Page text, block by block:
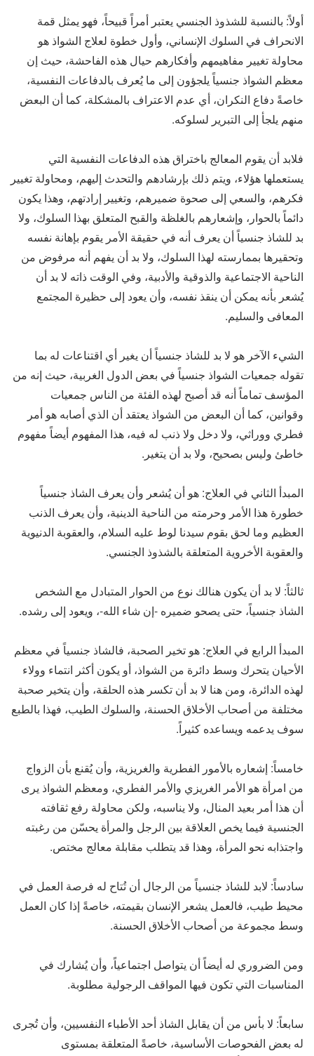
أولاً: بالنسبة للشذوذ الجنسي يعتبر أمراً قبيحاً، فهو يمثل قمة
الانحراف في السلوك الإنساني، وأول خطوة لعلاج الشواذ هو
محاولة تغيير مفاهيمهم وأفكارهم حيال هذه الفاحشة، حيث إن
معظم الشواذ جنسياً يلجؤون إلى ما يُعرف بالدفاعات النفسية،
خاصةً دفاع النكران، أي عدم الاعتراف بالمشكلة، كما أن البعض
منهم يلجأ إلى التبرير لسلوكه.
فلابد أن يقوم المعالج باختراق هذه الدفاعات النفسية التي
يستعملها هؤلاء، ويتم ذلك بإرشادهم والتحدث إليهم، ومحاولة تغيير
فكرهم، والسعي إلى صحوة ضميرهم، وتغيير إرادتهم، وهذا يكون
دائماً بالحوار، وإشعارهم بالغلظة والقبح المتعلق بهذا السلوك، ولا
بد للشاذ جنسياً أن يعرف أنه في حقيقة الأمر يقوم بإهانة نفسه
وتحقيرها بممارسته لهذا السلوك، ولا بد أن يفهم أنه مرفوض من
الناحية الاجتماعية والذوقية والأدبية، وفي الوقت ذاته لا بد أن
يُشعر بأنه يمكن أن ينقذ نفسه، وأن يعود إلى حظيرة المجتمع
المعافى والسليم.
الشيء الآخر هو لا بد للشاذ جنسياً أن يغير أي اقتناعات له بما
تقوله جمعيات الشواذ جنسياً في بعض الدول الغربية، حيث إنه من
المؤسف تماماً أنه قد أصبح لهذه الفئة من الناس جمعيات
وقوانين، كما أن البعض من الشواذ يعتقد أن الذي أصابه هو أمر
فطري ووراثي، ولا دخل ولا ذنب له فيه، هذا المفهوم أيضاً مفهوم
خاطئ وليس بصحيح، ولا بد أن يتغير.
المبدأ الثاني في العلاج: هو أن يُشعر وأن يعرف الشاذ جنسياً
خطورة هذا الأمر وحرمته من الناحية الدينية، وأن يعرف الذنب
العظيم وما لحق بقوم سيدنا لوط عليه السلام، والعقوبة الدنيوية
والعقوبة الأخروية المتعلقة بالشذوذ الجنسي.
ثالثاً: لا بد أن يكون هنالك نوع من الحوار المتبادل مع الشخص
الشاذ جنسياً، حتى يصحو ضميره -إن شاء الله-، ويعود إلى رشده.
المبدأ الرابع في العلاج: هو تخير الصحبة، فالشاذ جنسياً في معظم
الأحيان يتحرك وسط دائرة من الشواذ، أو يكون أكثر انتماء وولاء
لهذه الدائرة، ومن هنا لا بد أن تكسر هذه الحلقة، وأن يتخير صحبة
مختلفة من أصحاب الأخلاق الحسنة، والسلوك الطيب، فهذا بالطبع
سوف يدعمه ويساعده كثيراً.
خامساً: إشعاره بالأمور الفطرية والغريزية، وأن يُقنع بأن الزواج
من امرأة هو الأمر الغريزي والأمر الفطري، ومعظم الشواذ يرى
أن هذا أمر بعيد المنال، ولا يناسبه، ولكن محاولة رفع ثقافته
الجنسية فيما يخص العلاقة بين الرجل والمرأة يحسّن من رغبته
واجتذابه نحو المرأة، وهذا قد يتطلب مقابلة معالج مختص.
سادساً: لابد للشاذ جنسياً من الرجال أن تُتاح له فرصة العمل في
محيط طيب، فالعمل يشعر الإنسان بقيمته، خاصةً إذا كان العمل
وسط مجموعة من أصحاب الأخلاق الحسنة.
ومن الضروري له أيضاً أن يتواصل اجتماعياً، وأن يُشارك في
المناسبات التي تكون فيها المواقف الرجولية مطلوبة.
سابعاً: لا بأس من أن يقابل الشاذ أحد الأطباء النفسيين، وأن تُجرى
له بعض الفحوصات الأساسية، خاصةً المتعلقة بمستوى